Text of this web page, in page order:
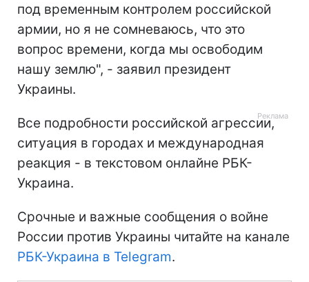
под временным контролем российской
армии, но я не сомневаюсь, что это
вопрос времени, когда мы освободим
нашу землю", - заявил президент
Украины.
Все подробности российской агрессии,
ситуация в городах и международная
реакция - в текстовом онлайне РБК-
Украина.
Срочные и важные сообщения о войне
России против Украины читайте на канале
РБК-Украина в Telegram.